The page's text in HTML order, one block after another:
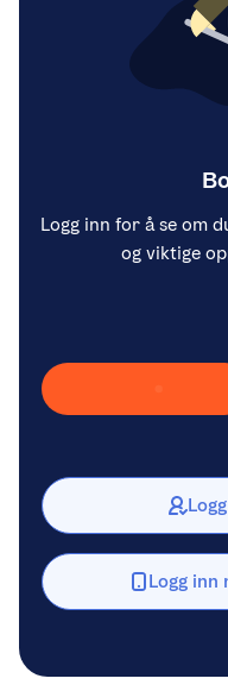
Logg inn for å se om
og viktige
Logg inn